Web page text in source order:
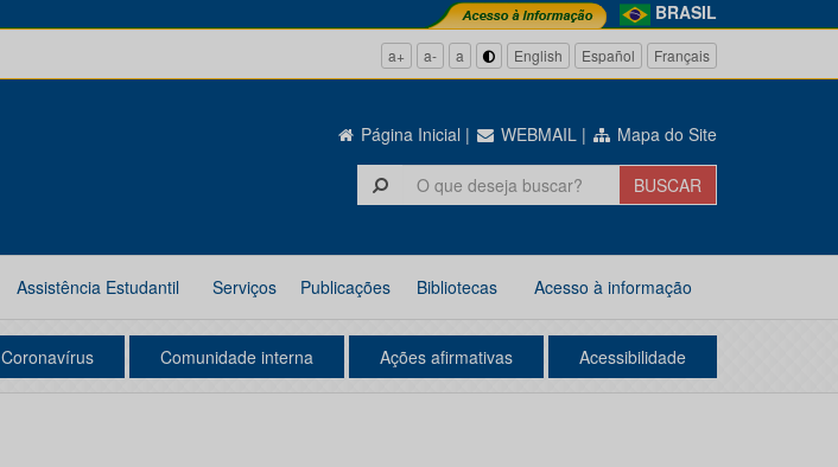
BRASIL
a+ a- a English Español Français
Página Inicial | WEBMAIL | Mapa do Site
Assistência Estudantil Serviços Publicações Bibliotecas Acesso à informação
Coronavírus Comunidade interna Ações afirmativas Acessibilidade